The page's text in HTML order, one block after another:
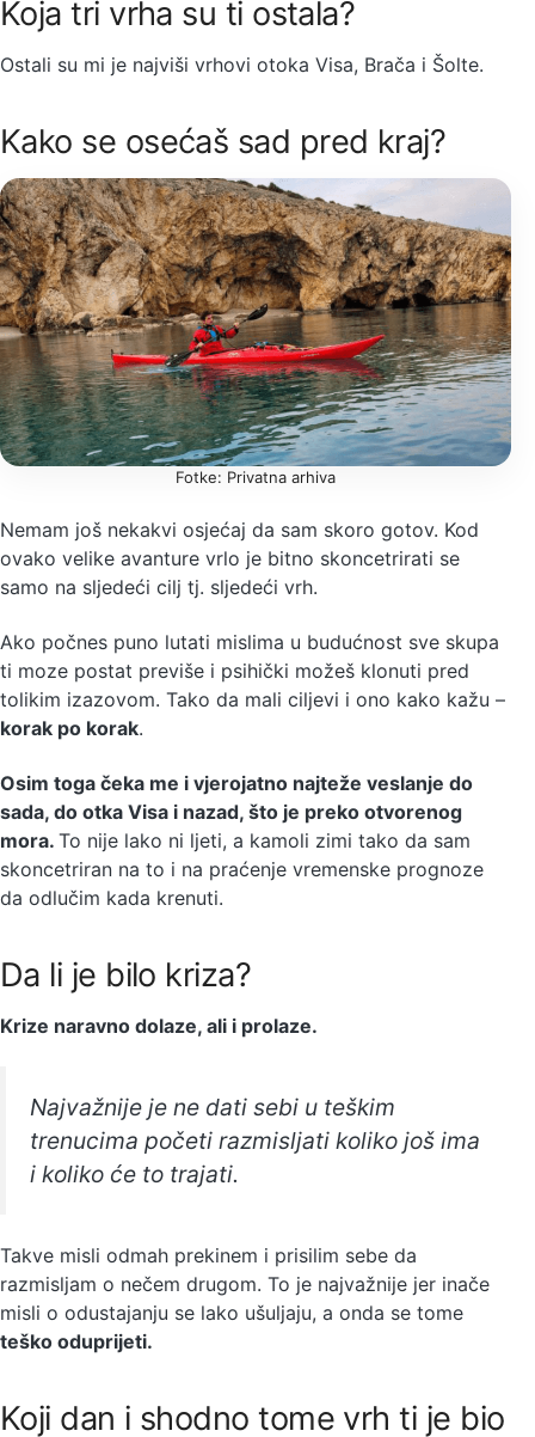
Koja tri vrha su ti ostala?
Ostali su mi je najviši vrhovi otoka Visa, Brača i Šolte.
Kako se osećaš sad pred kraj?
Fotke: Privatna arhiva
Nemam još nekakvi osjećaj da sam skoro gotov. Kod
ovako velike avanture vrlo je bitno skoncetrirati se
samo na sljedeći cilj tj. sljedeći vrh.
Ako počnes puno lutati mislima u budućnost sve skupa
ti moze postat previše i psihički možeš klonuti pred
tolikim izazovom. Tako da mali ciljevi i ono kako kažu –
korak po korak.
Osim toga čeka me i vjerojatno najteže veslanje do
sada, do otka Visa i nazad, što je preko otvorenog
mora. To nije lako ni ljeti, a kamoli zimi tako da sam
skoncetriran na to i na praćenje vremenske prognoze
da odlučim kada krenuti.
Da li je bilo kriza?
Krize naravno dolaze, ali i prolaze.
Najvažnije je ne dati sebi u teškim
trenucima početi razmisljati koliko još ima
i koliko će to trajati.
Takve misli odmah prekinem i prisilim sebe da
razmisljam o nečem drugom. To je najvažnije jer inače
misli o odustajanju se lako ušuljaju, a onda se tome
teško oduprijeti.
Koji dan i shodno tome vrh ti je bio